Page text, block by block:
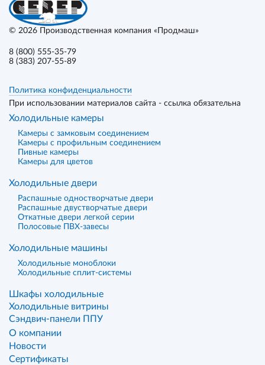
© 2026 Производственная компания «Продмаш»
8 (800) 555-35-79
8 (383) 207-55-89
Политика конфиденциальности
При использовании материалов сайта - ссылка обязательна
Холодильные камеры
Камеры с замковым соединением
Камеры с профильным соединением
Пивные камеры
Камеры для цветов
Холодильные двери
Распашные одностворчатые двери
Распашные двустворчатые двери
Откатные двери легкой серии
Полосовые ПВХ-завесы
Холодильные машины
Холодильные моноблоки
Холодильные сплит-системы
Шкафы холодильные
Холодильные витрины
Сэндвич-панели ППУ
О компании
Новости
Сертификаты